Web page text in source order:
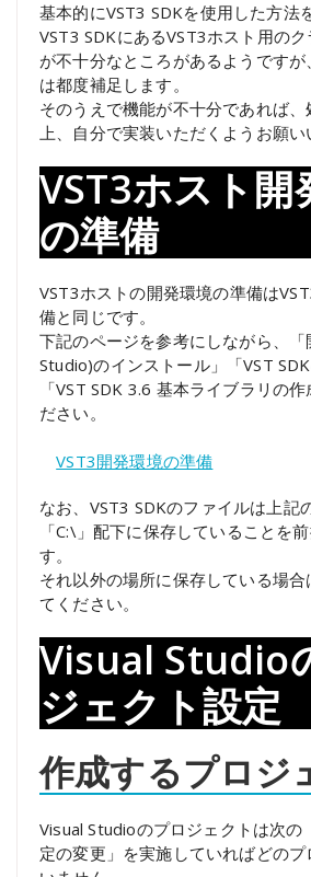
基本的にVST3 SDKを使用した方法
VST3 SDKにあるVST3ホスト用の
が不十分なところがあるようです
は都度補足します。
そのうえで機能が不十分であれば
上、自分で実装いただくようお願い
VST3ホスト開
の準備
VST3ホストの開発環境の準備は
備と同じです。
下記のページを参考にしながら、「
Studio)のインストール」「VST
「VST SDK 3.6 基本ライブラリの
ださい。
VST3開発環境の準備
なお、VST3 SDKのファイルは上記
「C:\」配下に保存していることを
す。
それ以外の場所に保存している場合
てください。
Visual Studio
ジェクト設定
作成するプロジ
Visual Studioのプロジェクトは次の
定の変更」を実施していればどの